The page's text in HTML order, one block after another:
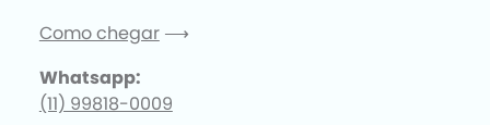
Como chegar⟶
Whatsapp:
(11) 99818-0009